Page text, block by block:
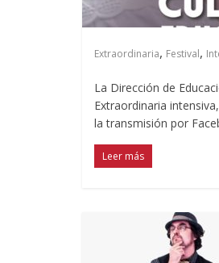
Extraordinaria, Festival,
La Dirección de
Extraordinaria
la transmisión por
Leer más